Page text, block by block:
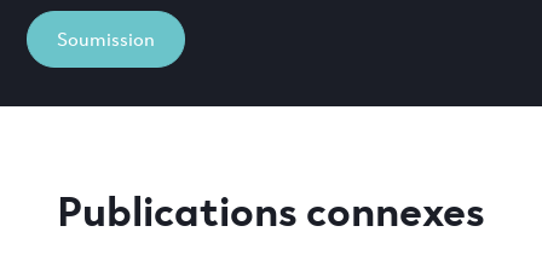
Soumission
Publications connexes